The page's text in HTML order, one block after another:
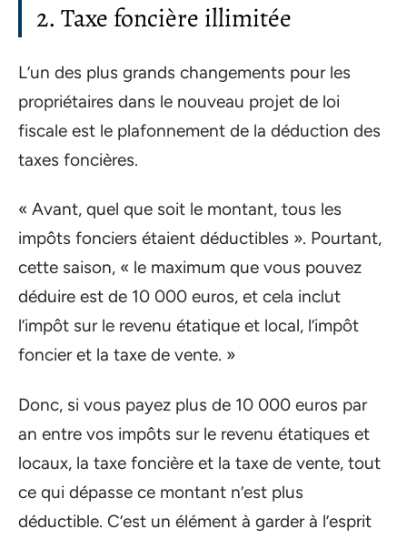
2. Taxe foncière illimitée
L’un des plus grands changements pour les
propriétaires dans le nouveau projet de loi
fiscale est le plafonnement de la déduction des
taxes foncières.
« Avant, quel que soit le montant, tous les
impôts fonciers étaient déductibles ». Pourtant,
cette saison, « le maximum que vous pouvez
déduire est de 10 000 euros, et cela inclut
l’impôt sur le revenu étatique et local, l’impôt
foncier et la taxe de vente. »
Donc, si vous payez plus de 10 000 euros par
an entre vos impôts sur le revenu étatiques et
locaux, la taxe foncière et la taxe de vente, tout
ce qui dépasse ce montant n’est plus
déductible. C’est un élément à garder à l’esprit